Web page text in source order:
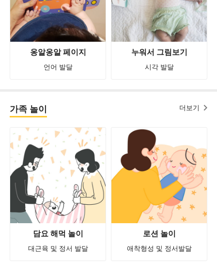
옹알옹알 페이지
언어 발달
누워서 그림보기
시각 발달
가족 놀이 더보기
담요 해먹 놀이
대근육 및 정서 발달
로션 놀이
애착형성 및 정서발달